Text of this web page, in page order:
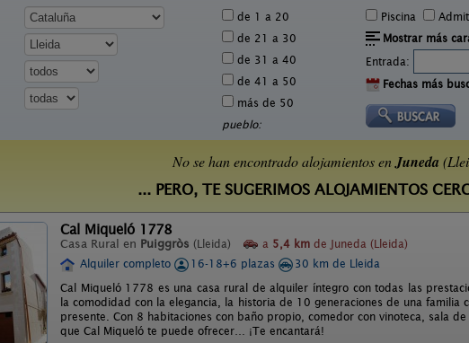
de 1 a 20
de 21 a 30
de 31 a 40
de 41 a 50
más de 50
pueblo:
Piscina
Mostrar más
Entrada:
Fechas más
No se han encontrado alojamientos enJuneda
... PERO, TE SUGERIMOS ALOJAMIENTOS
Cal Miqueló 1778
Casa Rural en Puiggròs (Lleida) a 5,4 km de Juneda (Lleida)
Alquiler completo
16-18+6 plazas
30 km de Lleida
Cal Miqueló 1778 es una casa rural de alquiler íntegro con todas las
la comodidad con la elegancia, la historia de 10 generaciones de una
presente. Con 8 habitaciones con baño propio, comedor con vinoteca, sala
que Cal Miqueló te puede ofrecer… ¡Te encantará!